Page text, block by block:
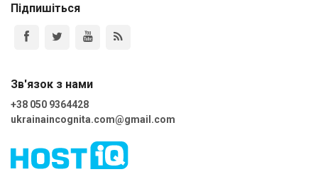
Підпишіться
Зв'язок з нами
+38 050 9364428
ukrainaincognita.com@gmail.com